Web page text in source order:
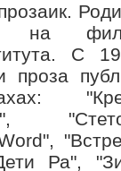
на
С
проза
Ра",